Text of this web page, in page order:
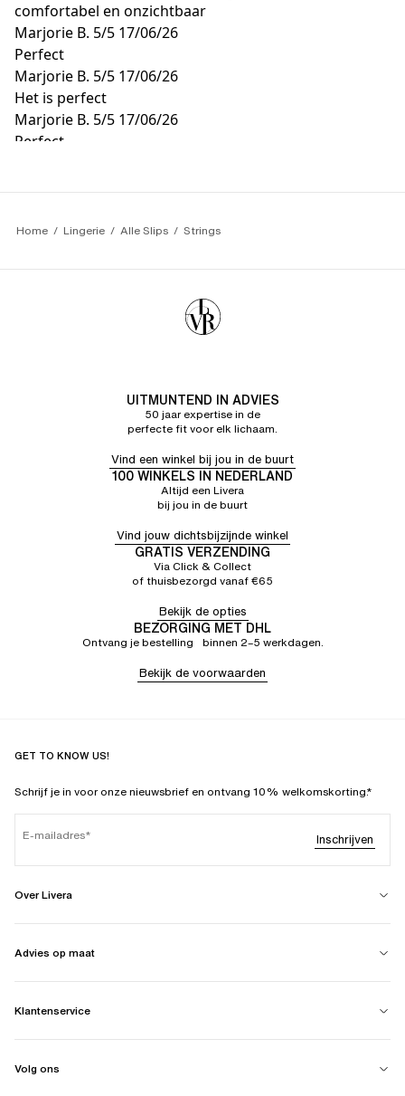
comfortabel en onzichtbaar
Marjorie B. 5/5 17/06/26
Perfect
Marjorie B. 5/5 17/06/26
Het is perfect
Marjorie B. 5/5 17/06/26
Perfect
Home Lingerie Alle Slips Strings
UITMUNTEND IN ADVIES
50 jaar expertise in de
perfecte fit voor elk lichaam.
Vind een winkel bij jou in de buurt
100 WINKELS IN NEDERLAND
Altijd een Livera
bij jou in de buurt
Vind jouw dichtsbijzijnde winkel
GRATIS VERZENDING
Via Click & Collect
of thuisbezorgd vanaf €65
Bekijk de opties
BEZORGING MET DHL
Ontvang je bestelling binnen 2–5 werkdagen.
Bekijk de voorwaarden
GET TO KNOW US!
Schrijf je in voor onze nieuwsbrief en ontvang 10% welkomskorting.*
E-mailadres Inschrijven
Over Livera
Advies op maat
Klantenservice
Volg ons